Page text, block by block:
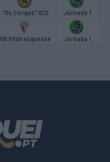
"Os Corujas" GCC Jornada 1
UD Vilafranquense Jornada 1